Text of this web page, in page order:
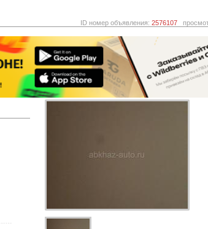
ID номер объявления: 2576107